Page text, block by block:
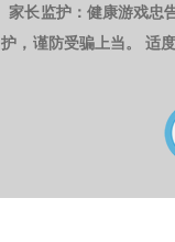
家长监护：健康游戏忠
护，谨防受骗上当。 适